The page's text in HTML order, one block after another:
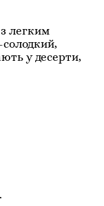
легким
у десерти,